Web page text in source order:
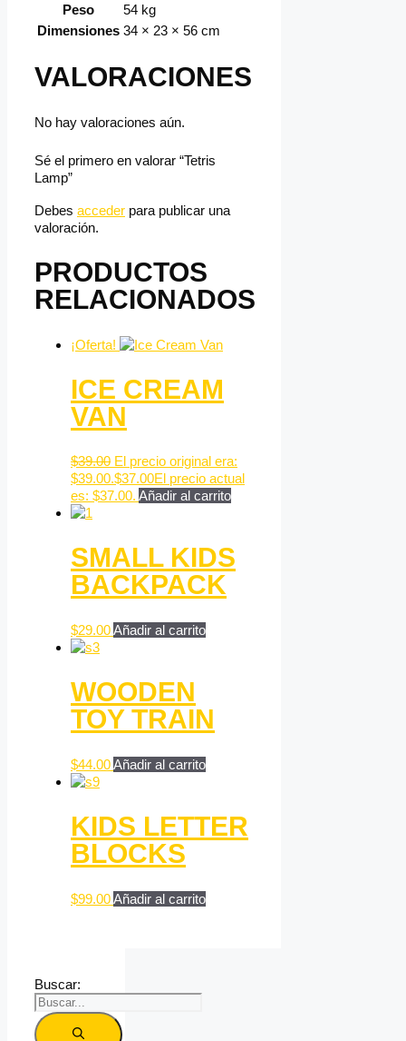
Peso
54 kg
Dimensiones 34 × 23 × 56 cm
VALORACIONES
No hay valoraciones aún.
Sé el primero en valorar “Tetris
Lamp”
Debes acceder para publicar una
valoración.
PRODUCTOS
RELACIONADOS
¡Oferta!
ICE CREAM
VAN
$39.00 El precio original era:
$39.00.$37.00El precio actual
es: $37.00. Añadir al carrito
SMALL KIDS
BACKPACK
$29.00Añadir al carrito
WOODEN
TOY TRAIN
$44.00Añadir al carrito
KIDS LETTER
BLOCKS
$99.00Añadir al carrito
Buscar: